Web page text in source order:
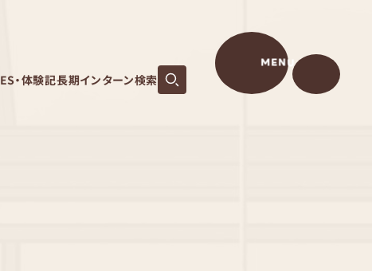
ES・体験記長期インターン検索
MENU